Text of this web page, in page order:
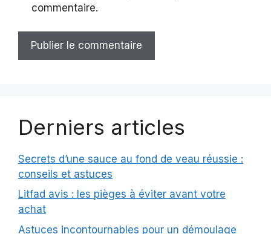
commentaire.
Derniers articles
Secrets d’une sauce au fond de veau réussie :
conseils et astuces
Litfad avis : les pièges à éviter avant votre
achat
Astuces incontournables pour un démoulage